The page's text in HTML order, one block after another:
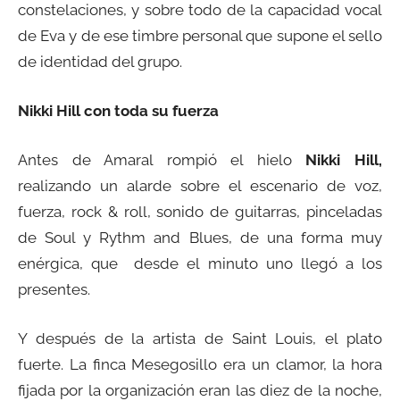
constelaciones, y sobre todo de la capacidad vocal
de Eva y de ese timbre personal que supone el sello
de identidad del grupo.
Nikki Hill con toda su fuerza
Antes de Amaral rompió el hielo Nikki Hill,
realizando un alarde sobre el escenario de voz,
fuerza, rock & roll, sonido de guitarras, pinceladas
de Soul y Rythm and Blues, de una forma muy
enérgica, que desde el minuto uno llegó a los
presentes.
Y después de la artista de Saint Louis, el plato
fuerte. La finca Mesegosillo era un clamor, la hora
fijada por la organización eran las diez de la noche,